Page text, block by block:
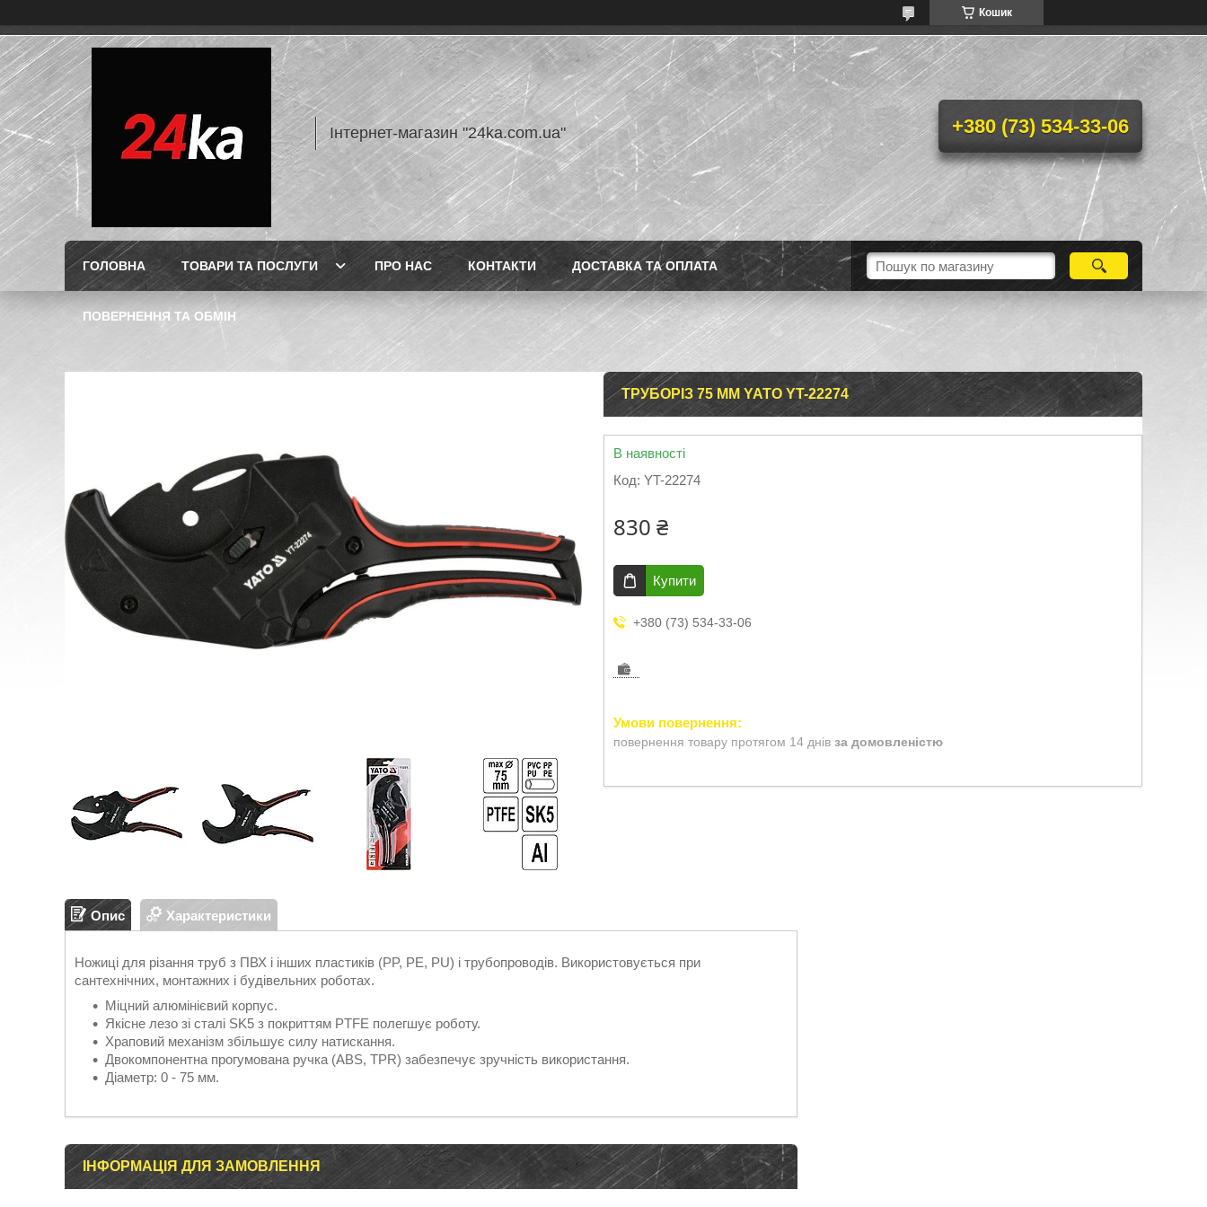
Кошик
Інтернет-магазин "24ka.com.ua" +380 (73) 534-33-06
ГОЛОВНА ТОВАРИ ТА ПОСЛУГИ ПРО НАС КОНТАКТИ ДОСТАВКА ТА ОПЛАТА
ПОВЕРНЕННЯ ТА ОБМІН
ТРУБОРІЗ 75 ММ YATO YT-22274
В наявності
Код: YT-22274
830 ₴
Купити
+380 (73) 534-33-06
повернення товару протягом 14 днів за домовленістю
Опис Характеристики
Ножиці для різання труб з ПВХ і інших пластиків (PP, PE, PU) і трубопроводів. Використовується при
сантехнічних, монтажних і будівельних роботах.
Міцний алюмінієвий корпус.
Якісне лезо зі сталі SK5 з покриттям PTFE полегшує роботу.
Храповий механізм збільшує силу натискання.
Двокомпонентна прогумована ручка (ABS, TPR) забезпечує зручність використання.
Діаметр: 0 - 75 мм.
ІНФОРМАЦІЯ ДЛЯ ЗАМОВЛЕННЯ